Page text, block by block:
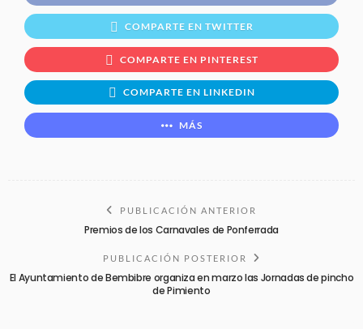
COMPARTE EN TWITTER
COMPARTE EN PINTEREST
COMPARTE EN LINKEDIN
MÁS
PUBLICACIÓN ANTERIOR
Premios de los Carnavales de Ponferrada
PUBLICACIÓN POSTERIOR
El Ayuntamiento de Bembibre organiza en marzo las Jornadas de pincho
de Pimiento